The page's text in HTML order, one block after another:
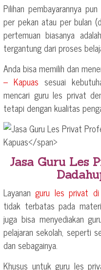
Pilihan pembayarannya
per pekan atau per bulan
pertemuan biasanya
tergantung dari proses
Anda bisa memilih dan
– Kapuas sesuai
mencari guru les privat
tetapi dengan kualitas
Jasa Guru Les
Layananguru les privat di
tidak terbatas pada
juga bisa menyediakan
pelajaran sekolah, seperti
dan sebagainya.
Khusus untuk guru les